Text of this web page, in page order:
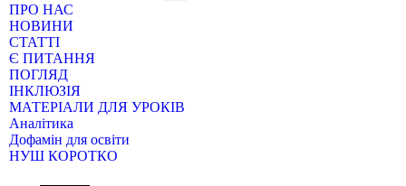
ПРО НАС
НОВИНИ
СТАТТІ
Є ПИТАННЯ
ПОГЛЯД
ІНКЛЮЗІЯ
МАТЕРІАЛИ ДЛЯ УРОКІВ
Аналітика
Дофамін для освіти
НУШ КОРОТКО